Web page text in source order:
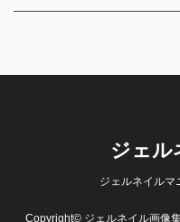
ジェル
ジェルネイルマ
Copyright© ジェルネイル画像